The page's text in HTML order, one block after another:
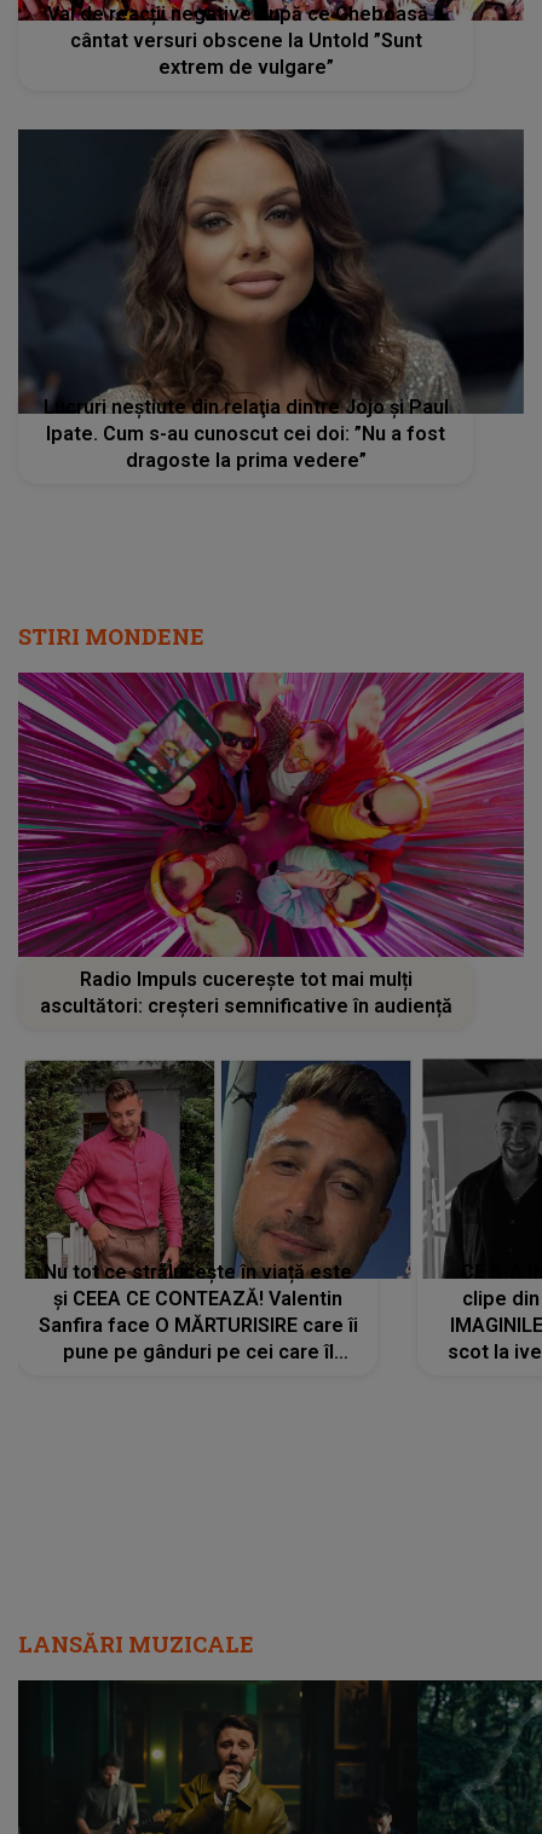
Val de reacții negative după ce Gheboasă a
cântat versuri obscene la Untold ”Sunt
extrem de vulgare”
Lucruri neştiute din relaţia dintre Jojo și Paul
Ipate. Cum s-au cunoscut cei doi: ”Nu a fost
dragoste la prima vedere”
STIRI MONDENE
Radio Impuls cucerește tot mai mulți
ascultători: creșteri semnificative în audiență
Nu tot ce strălucește în viață este
și CEEA CE CONTEAZĂ! Valentin
Sanfira face O MĂRTURISIRE care îi
pune pe gânduri pe cei care îl
CE S-A
clipe
scot la
LANSĂRI MUZICALE